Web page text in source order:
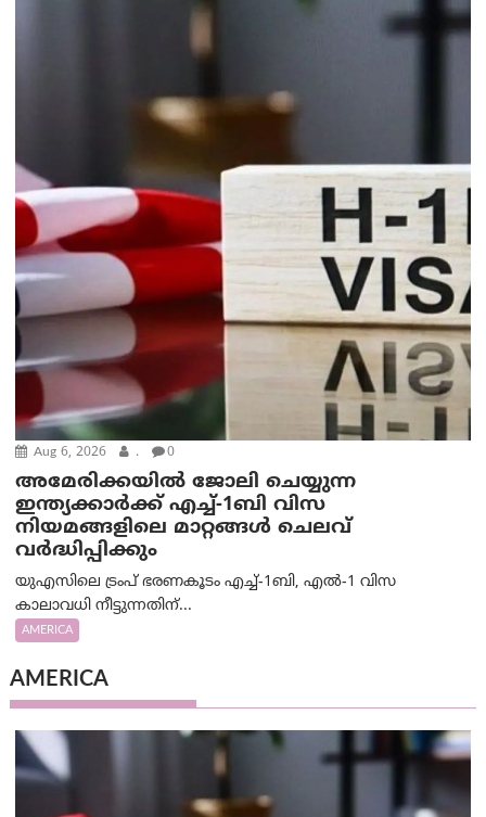
Aug 6, 2026 . 0
അമേരിക്കയില്‍ ജോലി ചെയ്യുന്ന
ഇന്ത്യക്കാർക്ക് എച്ച്-1ബി വിസ
നിയമങ്ങളിലെ മാറ്റങ്ങൾ ചെലവ്
വർദ്ധിപ്പിക്കും
യുഎസിലെ ട്രംപ് ഭരണകൂടം എച്ച്-1ബി, എൽ-1 വിസ
കാലാവധി നീട്ടുന്നതിന്...
AMERICA
AMERICA